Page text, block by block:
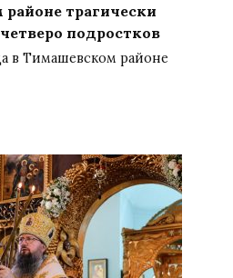
трагически
подростков
в Тимашевском районе